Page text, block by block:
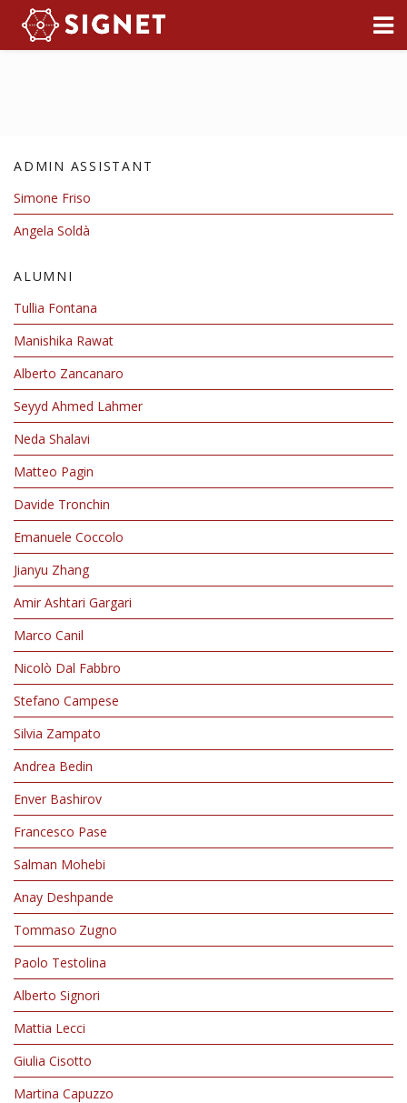
Internet of Things
Microfluidics
Alumni
ADMIN ASSISTANT
Simone Friso
Angela Soldà
ALUMNI
Tullia Fontana
Manishika Rawat
Alberto Zancanaro
Seyyd Ahmed Lahmer
Neda Shalavi
Matteo Pagin
Davide Tronchin
Emanuele Coccolo
Jianyu Zhang
Amir Ashtari Gargari
Marco Canil
Nicolò Dal Fabbro
Stefano Campese
Silvia Zampato
Andrea Bedin
Enver Bashirov
Francesco Pase
Salman Mohebi
Anay Deshpande
Tommaso Zugno
Paolo Testolina
Alberto Signori
Mattia Lecci
Giulia Cisotto
Martina Capuzzo